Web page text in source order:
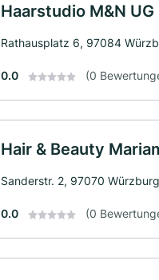
Haarstudio M&N UG
Rathausplatz 6, 97084
0.0 (0
Hair & Beauty
Sanderstr. 2, 97070 Würzburg
0.0 (0